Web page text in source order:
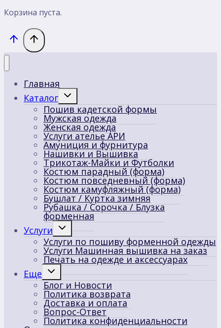
Корзина пуста.
Главная
Каталог
Переключить
меню
Пошив кадетской формы
Мужская одежда
Женская одежда
Услуги ателье АРИ
Амуниция и фурнитура
Нашивки и Вышивка
Трикотаж-Майки и Футболки
Костюм парадный (форма)
Костюм повседневный (форма)
Костюм камуфляжный (форма)
Бушлат / Куртка зимняя
Рубашка / Сорочка / Блузка
форменная
Услуги
Переключить
дочернее
меню
Услуги по пошиву форменной одежды
Услуги Машинная вышивка на заказ
Печать на одежде и аксессуарах
Еще
Переключить
дочернее
меню
Блог и Новости
Политика возврата
Доставка и оплата
Вопрос-Ответ
Политика конфиденциальности